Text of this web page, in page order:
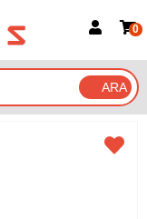
İle Bağlan
0